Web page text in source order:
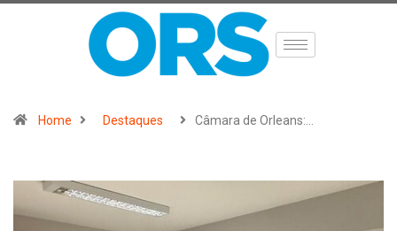
Home Destaques Câmara de Orleans:…